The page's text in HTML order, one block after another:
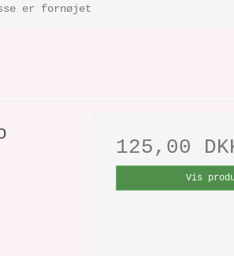
er fornøjet
125,00
Vis